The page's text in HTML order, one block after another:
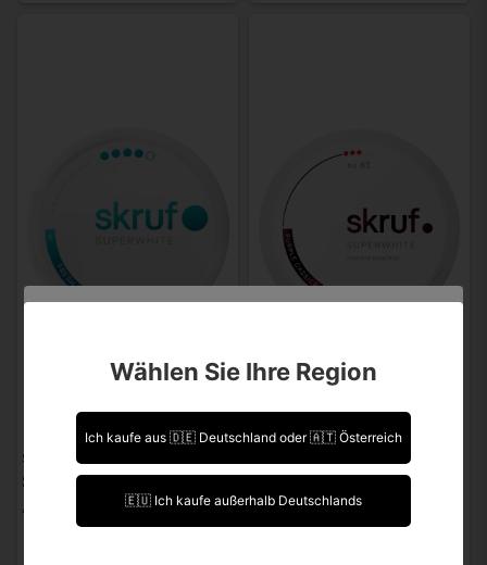
SKRUF
Skruf Fresh Mint S4
€ 4,19
Skruf Purple Cassic S3
€ 4,19
Sind Sie über 18 Jahre alt?
Leider können Sie Ihre Daten nicht selbst ändern.
Ich bin über 18 Jahre alt.
Ich bin unter 18 Jahre alt.
Wählen Sie Ihre Region
Ich kaufe aus 🇩🇪 Deutschland oder 🇦🇹 Österreich
🇪🇺 Ich kaufe außerhalb Deutschlands